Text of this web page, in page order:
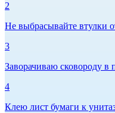
2
Не выбрасывайте втулки
3
Заворачиваю сковороду в
4
Клею лист бумаги к